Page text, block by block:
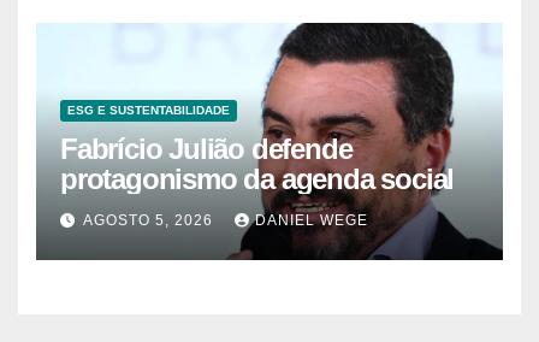
ESG E SUSTENTABILIDADE
Fabrício Julião defende
protagonismo da agenda social
AGOSTO 5, 2026 DANIEL WEGE